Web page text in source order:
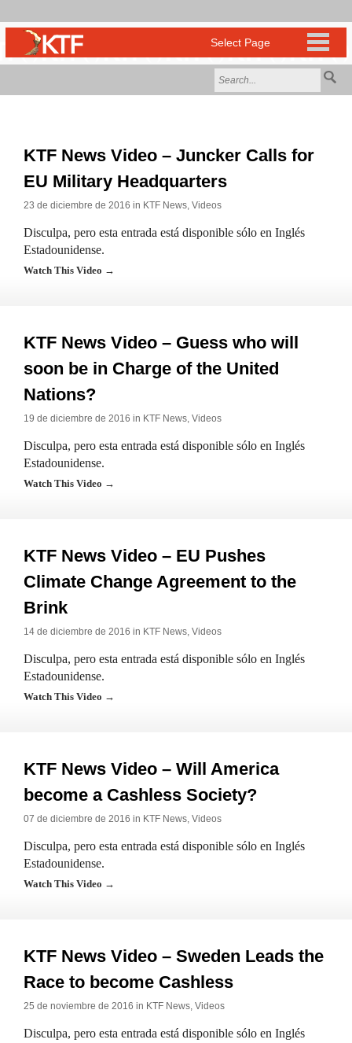
KTF News Video – Juncker Calls for
EU Military Headquarters
23 de diciembre de 2016 in KTF News, Videos
Disculpa, pero esta entrada está disponible sólo en Inglés
Estadounidense.
Watch This Video →
KTF News Video – Guess who will
soon be in Charge of the United
Nations?
19 de diciembre de 2016 in KTF News, Videos
Disculpa, pero esta entrada está disponible sólo en Inglés
Estadounidense.
Watch This Video →
KTF News Video – EU Pushes
Climate Change Agreement to the
Brink
14 de diciembre de 2016 in KTF News, Videos
Disculpa, pero esta entrada está disponible sólo en Inglés
Estadounidense.
Watch This Video →
KTF News Video – Will America
become a Cashless Society?
07 de diciembre de 2016 in KTF News, Videos
Disculpa, pero esta entrada está disponible sólo en Inglés
Estadounidense.
Watch This Video →
KTF News Video – Sweden Leads the
Race to become Cashless
25 de noviembre de 2016 in KTF News, Videos
Disculpa, pero esta entrada está disponible sólo en Inglés